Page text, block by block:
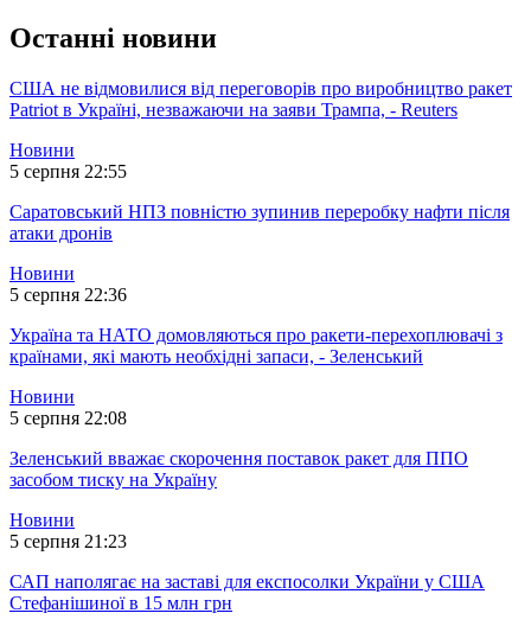
Останні новини
США не відмовилися від переговорів про виробництво ракет
Patriot в Україні, незважаючи на заяви Трампа, - Reuters
Новини
5 серпня 22:55
Саратовський НПЗ повністю зупинив переробку нафти після
атаки дронів
Новини
5 серпня 22:36
Україна та НАТО домовляються про ракети-перехоплювачі з
країнами, які мають необхідні запаси, - Зеленський
Новини
5 серпня 22:08
Зеленський вважає скорочення поставок ракет для ППО
засобом тиску на Україну
Новини
5 серпня 21:23
САП наполягає на заставі для експосолки України у США
Стефанішиної в 15 млн грн